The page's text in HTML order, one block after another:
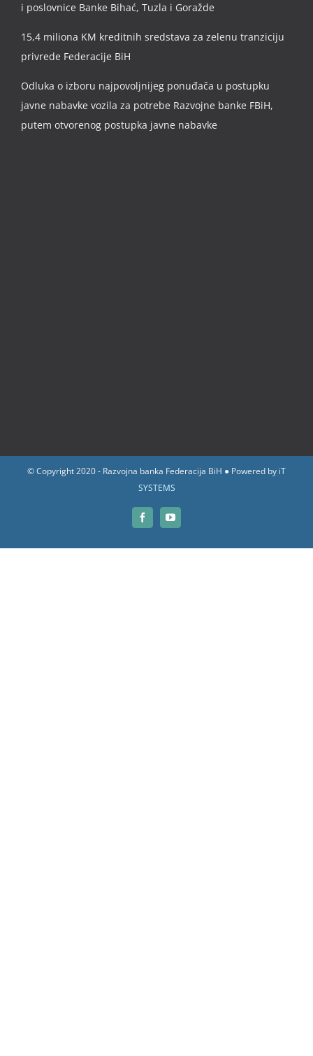
i poslovnice Banke Bihać, Tuzla i Goražde
15,4 miliona KM kreditnih sredstava za zelenu tranziciju
privrede Federacije BiH
Odluka o izboru najpovoljnijeg ponuđača u postupku
javne nabavke vozila za potrebe Razvojne banke FBiH,
putem otvorenog postupka javne nabavke
© Copyright 2020 - Razvojna banka Federacija BiH ● Powered by iT
SYSTEMS
FacebookYouTube